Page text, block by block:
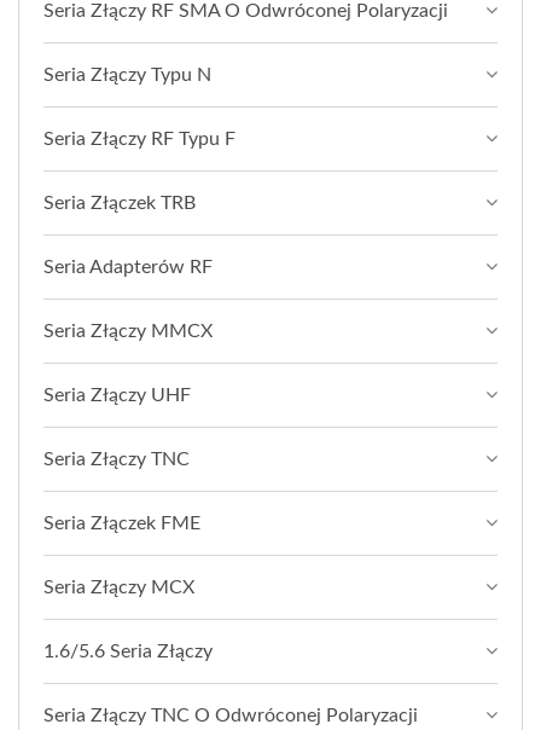
Seria Złączy RF SMA O Odwróconej Polaryzacji
Seria Złączy Typu N
Seria Złączy RF Typu F
Seria Złączek TRB
Seria Adapterów RF
Seria Złączy MMCX
Seria Złączy UHF
Seria Złączy TNC
Seria Złączek FME
Seria Złączy MCX
1.6/5.6 Seria Złączy
Seria Złączy TNC O Odwróconej Polaryzacji